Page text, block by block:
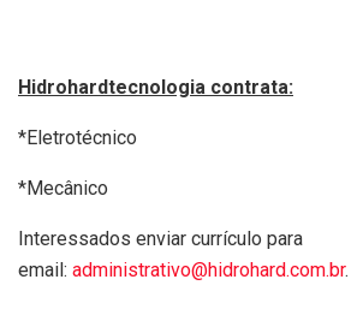
Hidrohardtecnologia contrata:
*Eletrotécnico
*Mecânico
Interessados enviar currículo para
email: administrativo@hidrohard.com.br.